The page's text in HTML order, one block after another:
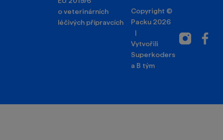
o veterinárních
léčivých přípravcích
Copyright ©
Packu 2026
|
Vytvořili
Superkoders
a B tým
Instagram